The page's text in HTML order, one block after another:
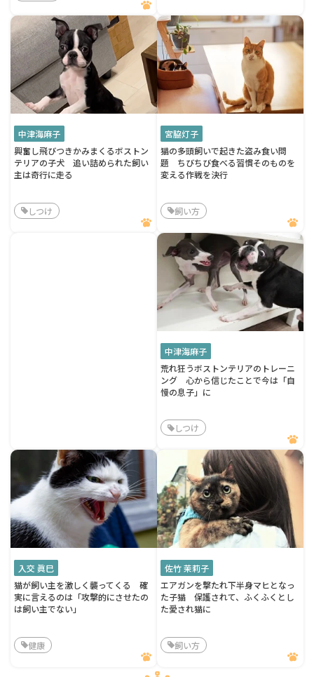
中津海麻子
興奮し飛びつきかみまくるボストン
テリアの子犬 追い詰められた飼い
主は奇行に走る
しつけ
宮脇灯子
猫の多頭飼いで起きた盗み食い問
題 ちびちび食べる習慣そのものを
変える作戦を決行
飼い方
中津海麻子
荒れ狂うボストンテリアのトレーニ
ング 心から信じたことで今は「自
慢の息子」に
しつけ
入交 眞巳
猫が飼い主を激しく襲ってくる 確
実に言えるのは「攻撃的にさせたの
は飼い主でない」
健康
佐竹 茉莉子
エアガンを撃たれ下半身マヒとなっ
た子猫 保護されて、ふくふくとし
た愛され猫に
飼い方